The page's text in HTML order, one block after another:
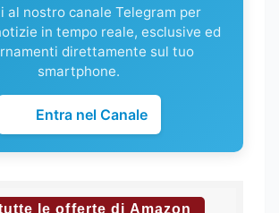
al nostro canale Telegram per
in tempo reale, esclusive ed
direttamente sul tuo
smartphone.
Entra nel Canale